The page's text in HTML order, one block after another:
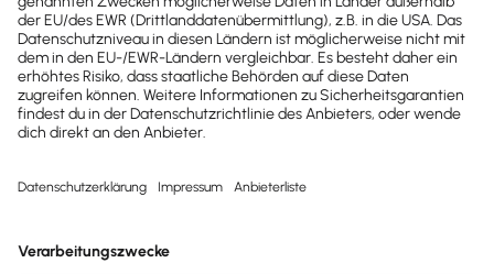
Wie spare ich Kosten beim Recruitment?
Kommen wir in puncto Kostensparen noch einmal auf